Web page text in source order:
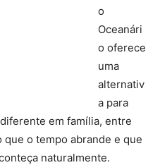
o
Oceanári
o oferece
uma
alternativ
a para
em família, entre
o tempo abrande e que
naturalmente.